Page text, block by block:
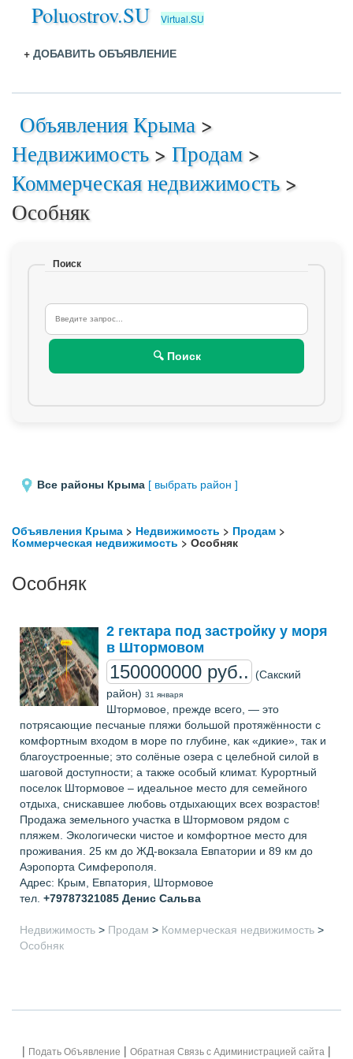
Poluostrov.SU Virtual.SU
+ ДОБАВИТЬ ОБЪЯВЛЕНИЕ
Объявления Крыма >
Недвижимость> Продам >
Коммерческая недвижимость>
Особняк
Поиск
🔍 Поиск
Все районы Крыма [ выбрать район ]
Объявления Крыма > Недвижимость > Продам >
Коммерческая недвижимость > Особняк
Особняк
2 гектара под застройку у моря
в Штормовом
150000000 руб..
(Сакский
район) 31 января
Штормовое, прежде всего, — это
потрясающие песчаные пляжи большой протяжённости с
комфортным входом в море по глубине, как «дикие», так и
благоустроенные; это солёные озера с целебной силой в
шаговой доступности; а также особый климат. Курортный
поселок Штормовое – идеальное место для семейного
отдыха, снискавшее любовь отдыхающих всех возрастов!
Продажа земельного участка в Штормовом рядом с
пляжем. Экологически чистое и комфортное место для
проживания. 25 км до ЖД-вокзала Евпатории и 89 км до
Аэропорта Симферополя.
Адрес: Крым, Евпатория, Штормовое
тел. +79787321085 Денис Сальва
Недвижимость > Продам > Коммерческая недвижимость >
Особняк
| Подать Объявление | Обратная Связь с Адиминистрацией сайта |